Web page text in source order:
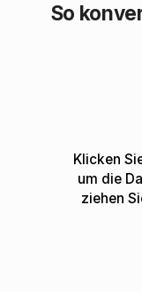
So
Klicken
um die
ziehen